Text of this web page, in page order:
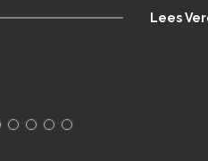
Lees